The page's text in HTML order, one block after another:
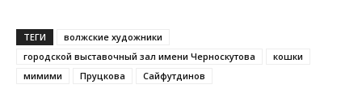
ТЕГИ
волжские художники
городской выставочный зал имени Черноскутова
кошки
мимими
Пруцкова Сайфутдинов